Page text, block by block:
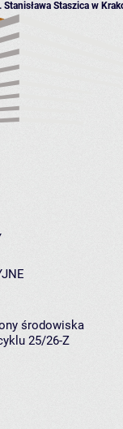
Staszica w
środowiska
25/26-Z